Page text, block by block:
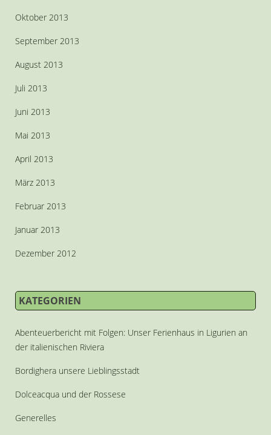
Oktober 2013
September 2013
August 2013
Juli 2013
Juni 2013
Mai 2013
April 2013
März 2013
Februar 2013
Januar 2013
Dezember 2012
KATEGORIEN
Abenteuerbericht mit Folgen: Unser Ferienhaus in Ligurien an
der italienischen Riviera
Bordighera unsere Lieblingsstadt
Dolceacqua und der Rossese
Generelles